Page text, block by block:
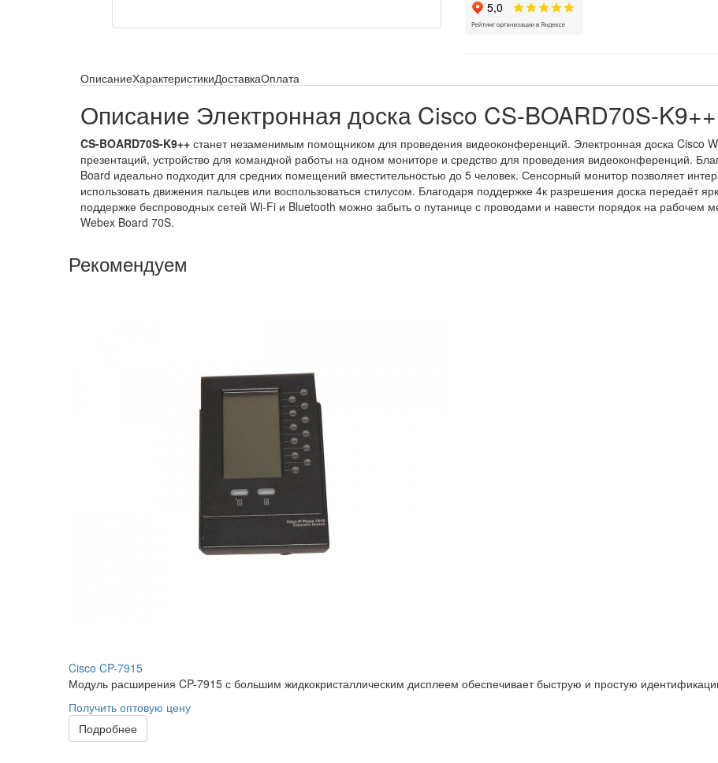
ОписаниеХарактеристикиДоставкаОплата
Описание Электронная доска Cisco CS-BOARD70S-K9++
CS-BOARD70S-K9++ станет незаменимым помощником для проведения видеоконференций. Электронная доска Cisco
презентаций, устройство для командной работы на одном мониторе и средство для проведения видеоконференций.
Board идеально подходит для средних помещений вместительностью до 5 человек. Сенсорный монитор позволяет
использовать движения пальцев или воспользоваться стилусом. Благодаря поддержке 4к разрешения доска передаёт
поддержке беспроводных сетей Wi-Fi и Bluetooth можно забыть о путанице с проводами и навести порядок на рабочем
Webex Board 70S.
Рекомендуем
Cisco CP-7915
Модуль расширения CP-7915 с большим жидкокристаллическим дисплеем обеспечивает быструю и простую
Получить оптовую цену
Подробнее